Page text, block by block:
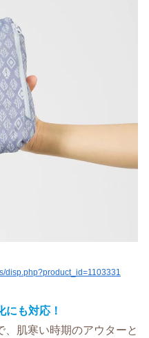
disp.php?product_id=1103331
にも対応！
、肌寒い時期のアウターと